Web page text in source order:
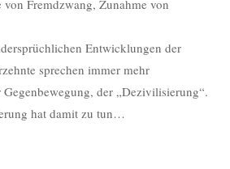
Fremdzwang, Zunahme von
Entwicklungen der
sprechen immer mehr
der „Dezivilisierung“.
hat damit zu tun…